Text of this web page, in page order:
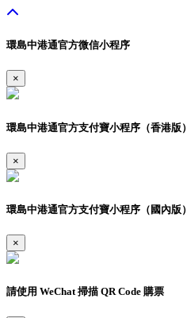
環島中港通官方微信小程序
×
環島中港通官方支付寶小程序（香港版）
×
環島中港通官方支付寶小程序（國內版）
×
請使用 WeChat 掃描 QR Code 購票